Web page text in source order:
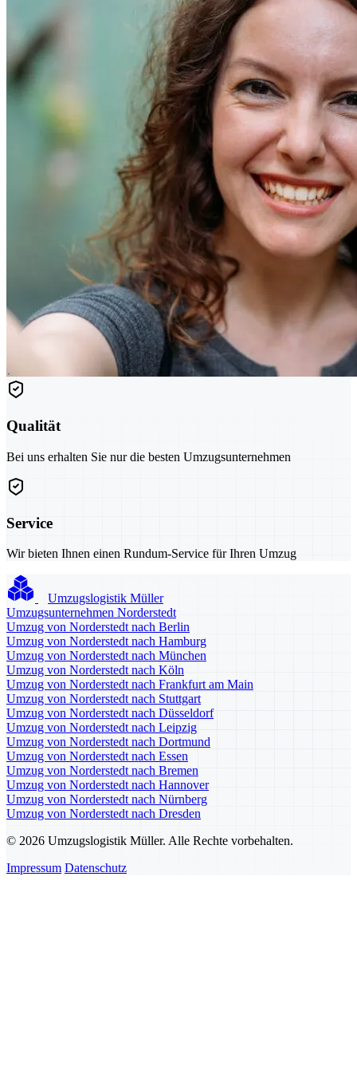
Qualität
Bei uns erhalten Sie nur die besten Umzugsunternehmen
Service
Wir bieten Ihnen einen Rundum-Service für Ihren Umzug
Umzugslogistik Müller
Umzugsunternehmen Norderstedt
Umzug von Norderstedt nach Berlin
Umzug von Norderstedt nach Hamburg
Umzug von Norderstedt nach München
Umzug von Norderstedt nach Köln
Umzug von Norderstedt nach Frankfurt am Main
Umzug von Norderstedt nach Stuttgart
Umzug von Norderstedt nach Düsseldorf
Umzug von Norderstedt nach Leipzig
Umzug von Norderstedt nach Dortmund
Umzug von Norderstedt nach Essen
Umzug von Norderstedt nach Bremen
Umzug von Norderstedt nach Hannover
Umzug von Norderstedt nach Nürnberg
Umzug von Norderstedt nach Dresden
© 2026 Umzugslogistik Müller. Alle Rechte vorbehalten.
Impressum Datenschutz